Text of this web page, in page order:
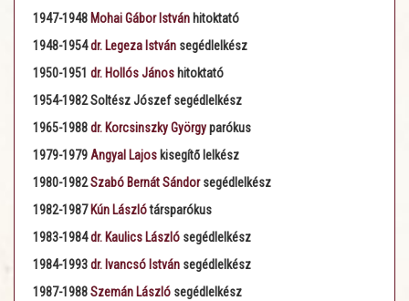
1947-1948 Mohai Gábor István hitoktató
1948-1954dr. Legeza István segédlelkész
1950-1951 dr. Hollós János hitoktató
1954-1982 Soltész Jószef segédlelkész
1965-1988dr. Korcsinszky Györgyparókus
1979-1979Angyal Lajos kisegítő lelkész
1980-1982Szabó Bernát Sándorsegédlelkész
1982-1987 Kún Lászlótársparókus
1983-1984dr. Kaulics László segédlelkész
1984-1993dr. Ivancsó István segédlelkész
1987-1988Szemán László segédlelkész